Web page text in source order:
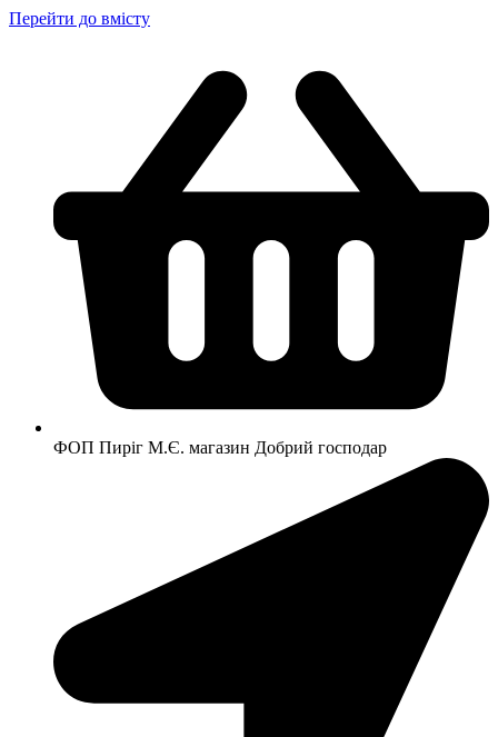
Перейти до вмісту
ФОП Пиріг М.Є. магазин Добрий господар